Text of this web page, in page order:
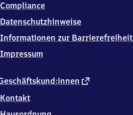
Schelklingen
externer
Kontakt
Compliance
Datenschutzhinweise
Informationen zur Barrierefreiheit
Impressum